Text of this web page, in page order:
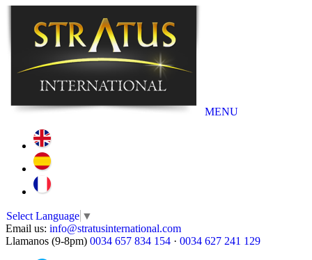
MENU
Select Language ▼
Email us: info@stratusinternational.com
Llamanos (9-8pm) 0034 657 834 154 · 0034 627 241 129